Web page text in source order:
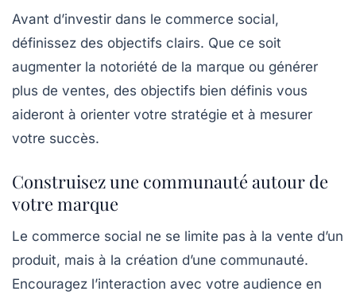
Avant d’investir dans le commerce social,
définissez des objectifs clairs. Que ce soit
augmenter la notoriété de la marque ou générer
plus de ventes, des objectifs bien définis vous
aideront à orienter votre stratégie et à mesurer
votre succès.
Construisez une communauté autour de
votre marque
Le commerce social ne se limite pas à la vente d’un
produit, mais à la création d’une communauté.
Encouragez l’interaction avec votre audience en